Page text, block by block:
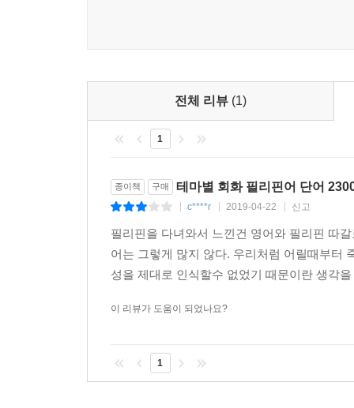
전체 리뷰 (1)
1
종이책 구매 테마별 회화 필리핀어 단어
c****r 2019-04-22 신고
필리핀을 다녀와서 느낀건 영어와 필리핀 따
어는 그렇게 많지 않다. 우리처럼 어릴때부터
성을 제대로 인식할수 없었기 때문이란 생각
이 리뷰가 도움이 되었나요?
1